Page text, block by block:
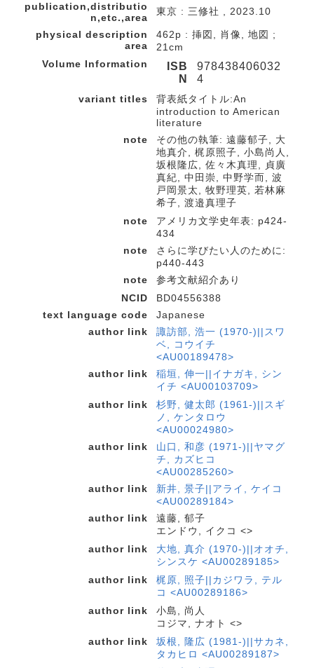
publication,distributio
n,etc.,area
東京 : 三修社 , 2023.10
physical description
area
462p : 挿図, 肖像, 地図 ;
21cm
Volume Information
ISB
N
978438406032
4
variant titles
背表紙タイトル:An
introduction to American
literature
note
その他の執筆: 遠藤郁子, 大
地真介, 梶原照子, 小島尚人,
坂根隆広, 佐々木真理, 貞廣
真紀, 中田崇, 中野学而, 波
戸岡景太, 牧野理英, 若林麻
希子, 渡邉真理子
note
アメリカ文学史年表: p424-
434
note
さらに学びたい人のために:
p440-443
note
参考文献紹介あり
NCID
BD04556388
text language code
Japanese
author link
諏訪部, 浩一 (1970-)||スワ
ベ, コウイチ
<AU00189478>
author link
稲垣, 伸一||イナガキ, シン
イチ <AU00103709>
author link
杉野, 健太郎 (1961-)||スギ
ノ, ケンタロウ
<AU00024980>
author link
山口, 和彦 (1971-)||ヤマグ
チ, カズヒコ
<AU00285260>
author link
新井, 景子||アライ, ケイコ
<AU00289184>
author link
遠藤, 郁子
エンドウ, イクコ <>
author link
大地, 真介 (1970-)||オオチ,
シンスケ <AU00289185>
author link
梶原, 照子||カジワラ, テル
コ <AU00289186>
author link
小島, 尚人
コジマ, ナオト <>
author link
坂根, 隆広 (1981-)||サカネ,
タカヒロ <AU00289187>